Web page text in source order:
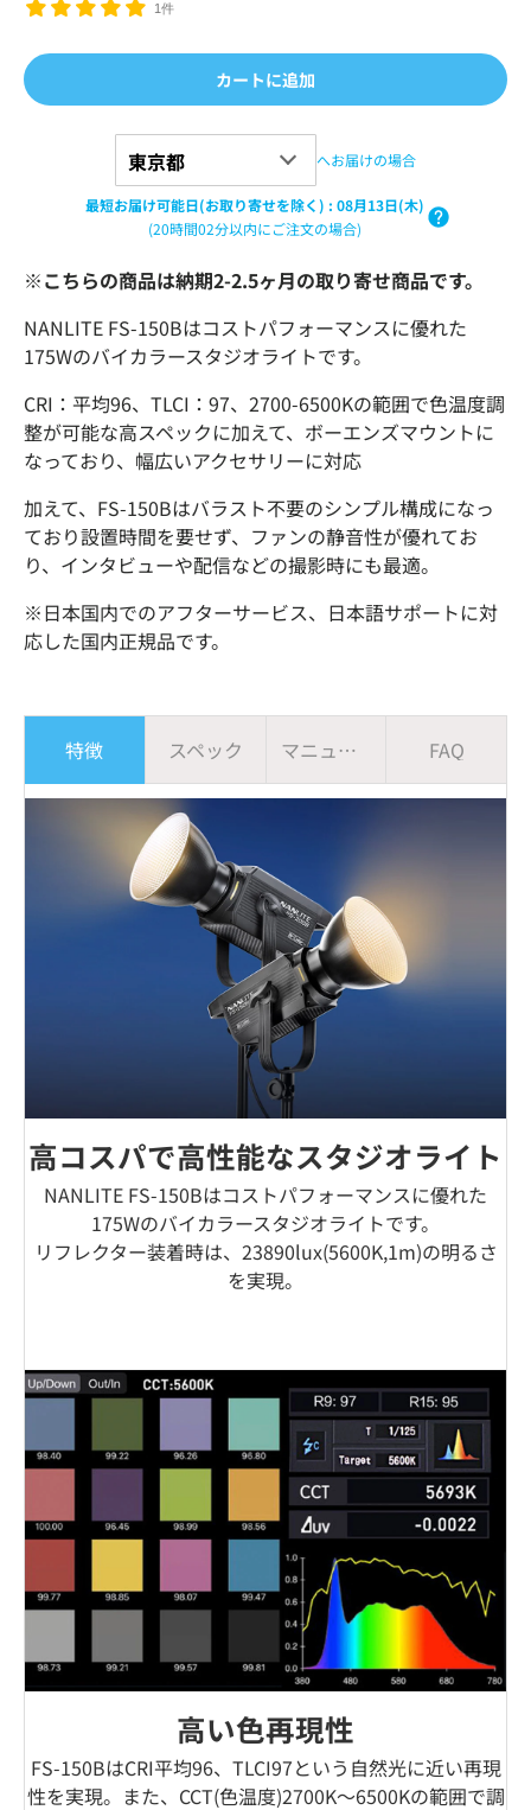
1件
カートに追加
へお届けの場合
最短お届け可能日(お取り寄せを除く) : 08月13日(木)
(20時間02分以内にご注文の場合)
※こちらの商品は納期2-2.5ヶ月の取り寄せ商品です。
NANLITE FS-150Bはコストパフォーマンスに優れた
175Wのバイカラースタジオライトです。
CRI：平均96、TLCI：97、2700-6500Kの範囲で色温度調
整が可能な高スペックに加えて、ボーエンズマウントに
なっており、幅広いアクセサリーに対応
加えて、FS-150Bはバラスト不要のシンプル構成になっ
ており設置時間を要せず、ファンの静音性が優れてお
り、インタビューや配信などの撮影時にも最適。
※日本国内でのアフターサービス、日本語サポートに対
応した国内正規品です。
特徴 スペック マニュアル FAQ
高コスパで高性能なスタジオライト
NANLITE FS-150Bはコストパフォーマンスに優れた
175Wのバイカラースタジオライトです。
リフレクター装着時は、23890lux(5600K,1m)の明るさ
を実現。
高い色再現性
FS-150BはCRI平均96、TLCI97という自然光に近い再現
性を実現。また、CCT(色温度)2700K〜6500Kの範囲で調